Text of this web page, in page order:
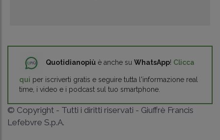
Quotidianopiù è anche su WhatsApp! Clicca
qui per iscriverti gratis e seguire tutta l'informazione real
time, i video e i podcast sul tuo smartphone.
© Copyright - Tutti i diritti riservati - Giuffrè Francis
Lefebvre S.p.A.